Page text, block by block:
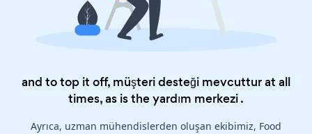
and to top it off, müşteri desteği mevcuttur at all
times, as is theyardım merkezi.
Ayrıca, uzman mühendislerden oluşan ekibimiz, Food